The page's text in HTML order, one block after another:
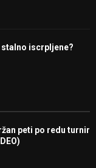
iscrpljene?
peti po redu turnir